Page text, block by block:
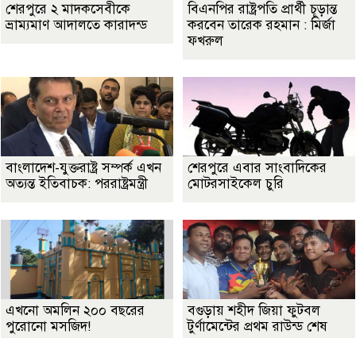
শেরপুরে ২ মাদকসেবীকে
ভ্রাম্যমাণ আদালতে কারাদন্ড
বিএনপির রাষ্ট্রপতি প্রার্থী চূড়ান্ত
করবেন তারেক রহমান : মির্জা
ফখরুল
বাংলাদেশ-যুক্তরাষ্ট্র সম্পর্ক এখন
অত্যন্ত ইতিবাচক: পররাষ্ট্রমন্ত্রী
শেরপুরে এবার সাংবাদিকের
মোটরসাইকেল চুরি
এখনো অমলিন ২০০ বছরের
পুরোনো মসজিদ!
বগুড়ায় শহীদ জিয়া ফুটবল
টুর্ণামেন্টের প্রথম রাউন্ড শেষ